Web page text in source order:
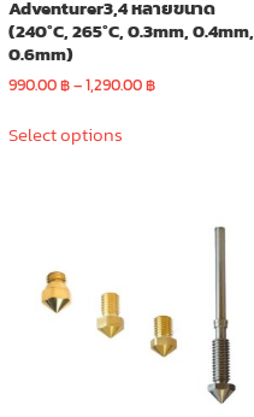
Adventurer3,4 หลายขนาด
(240°C, 265°C, 0.3mm, 0.4mm,
0.6mm)
990.00฿–1,290.00฿Price
Select optionsproduct
be
chosen